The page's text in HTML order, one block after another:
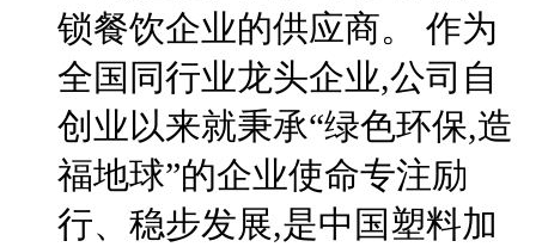
锁餐饮企业的供应商。 作为
全国同行业龙头企业,公司自
创业以来就秉承“绿色环保,造
福地球”的企业使命专注励
行、稳步发展,是中国塑料加